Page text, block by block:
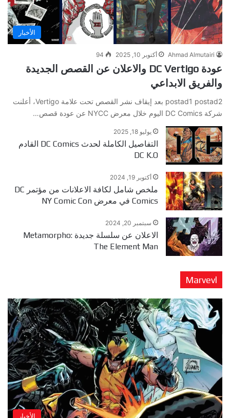
الأخبار
Ahmad Almutairi أكتوبر 10, 2025 94
عودة DC Vertigo والاعلان عن القصص الجديدة
والفريق الابداعي
postad1 postad2 بعد إيقاف نشر القصص تحت علامة Vertigo، أعلنت
شركة DC Comics اليوم خلال معرض NYCC عن عودة قصص…
يوليو 18, 2025
التفاصيل الكاملة لحدث DC Comics القادم
DC K.O
أكتوبر 19, 2024
ملخص شامل لكافة الاعلانات من مؤتمر DC
Comics في معرض NY Comic Con
سبتمبر 20, 2024
الاعلان عن سلسلة جديدة Metamorpho:
The Element Man
Marvevl
الأخبار